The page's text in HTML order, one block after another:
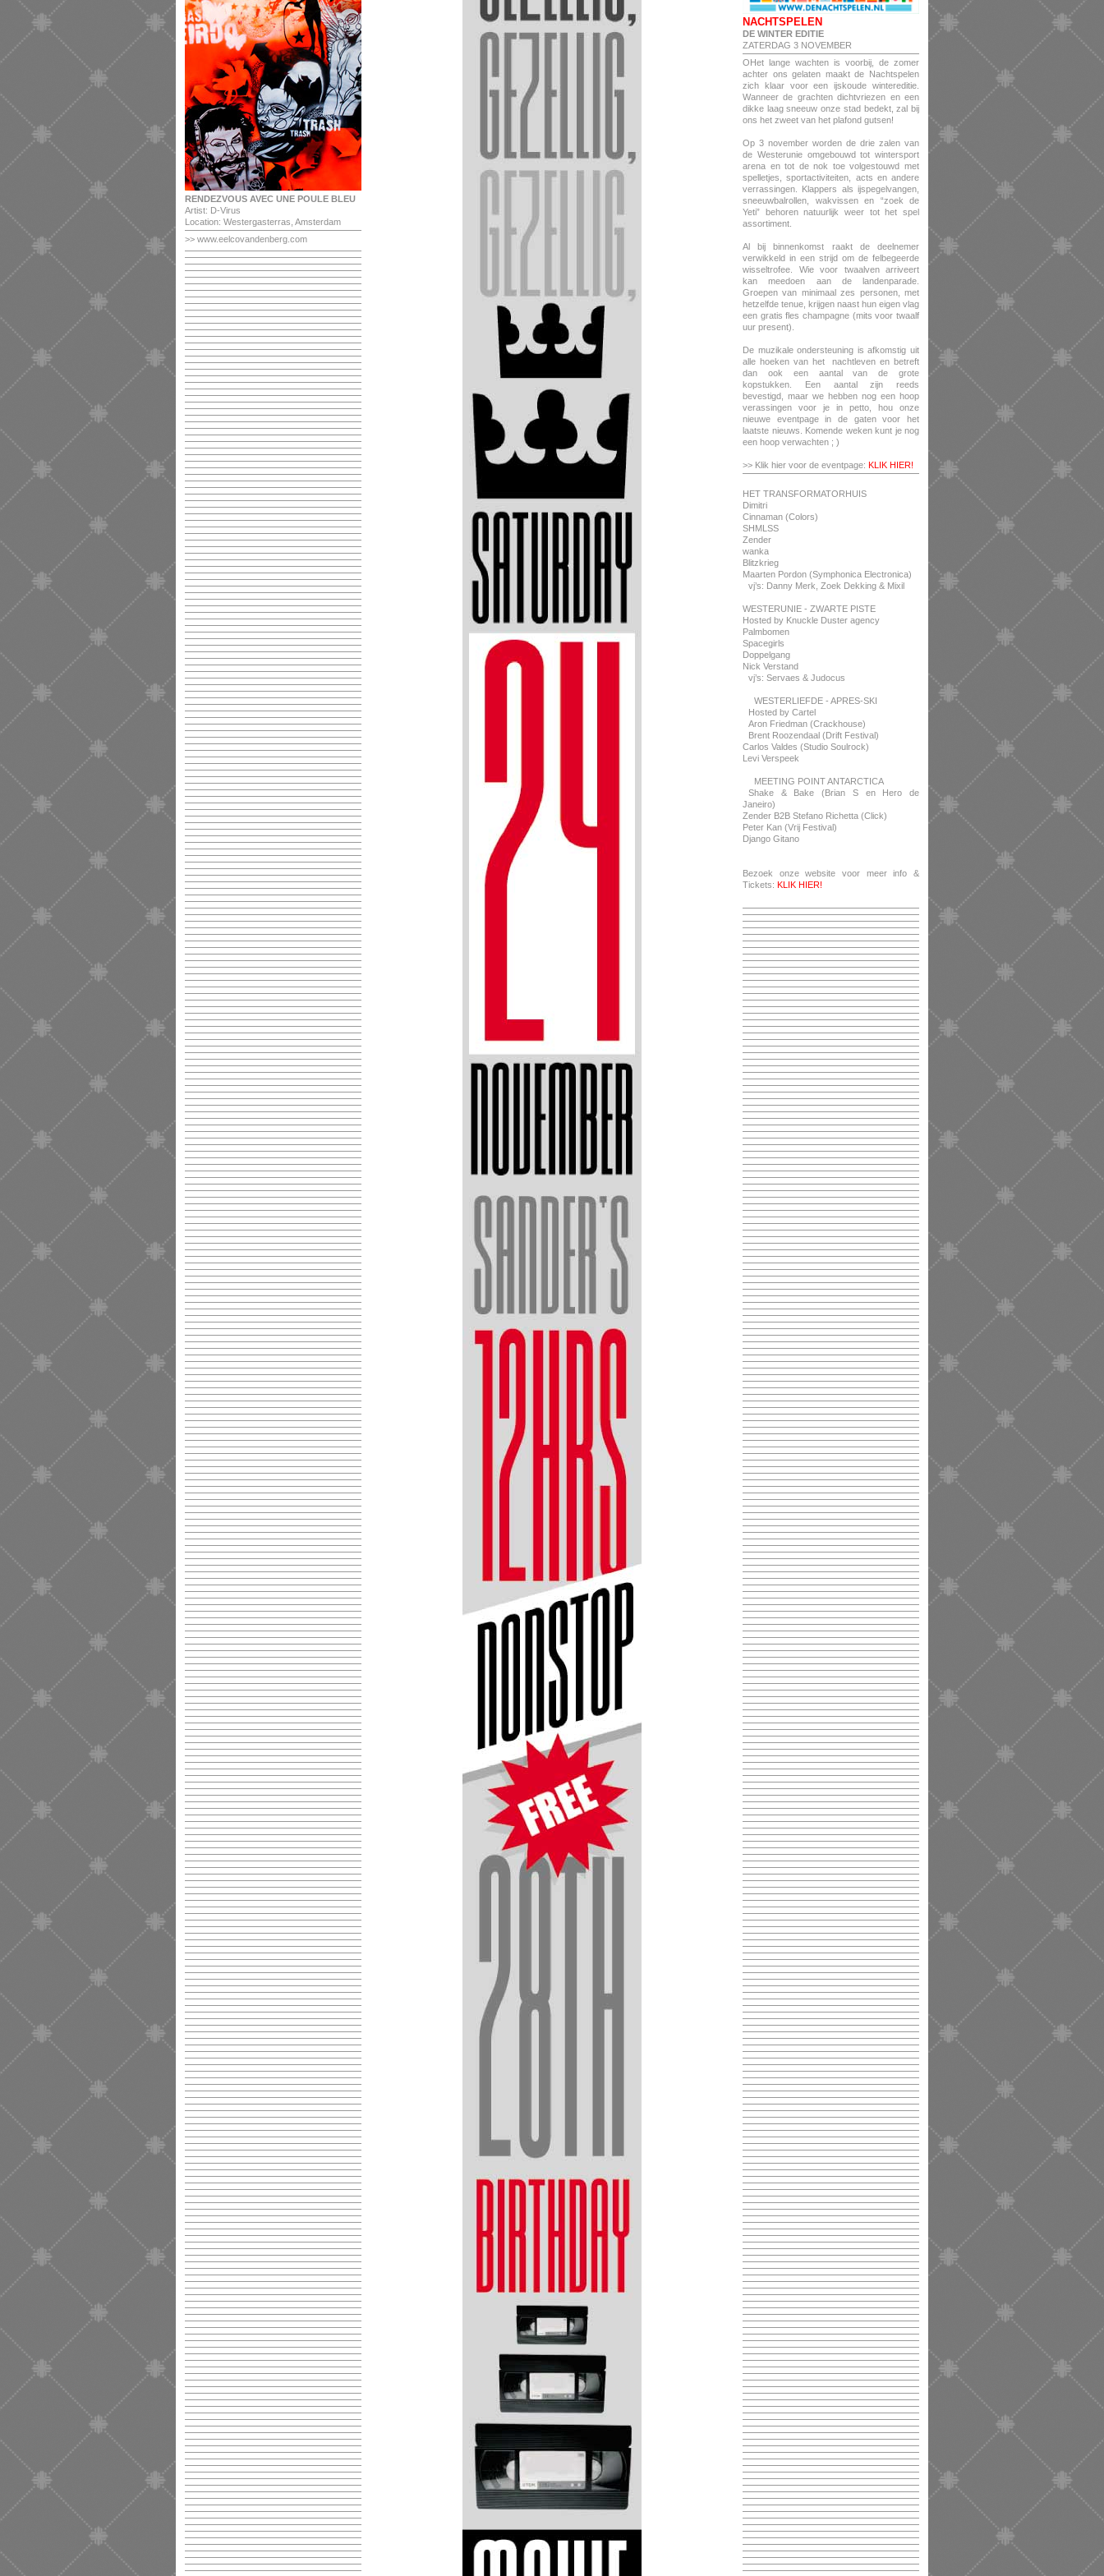
RENDEZVOUS AVEC UNE POULE BLEU
Artist: D-Virus
Location: Westergasterras, Amsterdam
>> www.eelcovandenberg.com
NACHTSPELEN
DE WINTER EDITIE
ZATERDAG 3 NOVEMBER
OHet lange wachten is voorbij, de zomer
achter ons gelaten maakt de Nachtspelen
zich klaar voor een ijskoude wintereditie.
Wanneer de grachten dichtvriezen en een
dikke laag sneeuw onze stad bedekt, zal bij
ons het zweet van het plafond gutsen!
Op 3 november worden de drie zalen van
de Westerunie omgebouwd tot wintersport
arena en tot de nok toe volgestouwd met
spelletjes, sportactiviteiten, acts en andere
verrassingen. Klappers als ijspegelvangen,
sneeuwbalrollen, wakvissen en “zoek de
Yeti” behoren natuurlijk weer tot het spel
assortiment.
Al bij binnenkomst raakt de deelnemer
verwikkeld in een strijd om de felbegeerde
wisseltrofee. Wie voor twaalven arriveert
kan meedoen aan de landenparade.
Groepen van minimaal zes personen, met
hetzelfde tenue, krijgen naast hun eigen vlag
een gratis fles champagne (mits voor twaalf
uur present).
De muzikale ondersteuning is afkomstig uit
alle hoeken van het nachtleven en betreft
dan ook een aantal van de grote
kopstukken. Een aantal zijn reeds
bevestigd, maar we hebben nog een hoop
verassingen voor je in petto, hou onze
nieuwe eventpage in de gaten voor het
laatste nieuws. Komende weken kunt je nog
een hoop verwachten ; )
>> Klik hier voor de eventpage: KLIK HIER!
HET TRANSFORMATORHUIS
Dimitri
Cinnaman (Colors)
SHMLSS
Zender
wanka
Blitzkrieg
Maarten Pordon (Symphonica Electronica)
vj’s: Danny Merk, Zoek Dekking & Mixil
WESTERUNIE - ZWARTE PISTE
Hosted by Knuckle Duster agency
Palmbomen
Spacegirls
Doppelgang
Nick Verstand
vj’s: Servaes & Judocus
WESTERLIEFDE - APRES-SKI
Hosted by Cartel
Aron Friedman (Crackhouse)
Brent Roozendaal (Drift Festival)
Carlos Valdes (Studio Soulrock)
Levi Verspeek
MEETING POINT ANTARCTICA
Shake & Bake (Brian S en Hero de
Janeiro)
Zender B2B Stefano Richetta (Click)
Peter Kan (Vrij Festival)
Django Gitano
Bezoek onze website voor meer info &
Tickets: KLIK HIER!